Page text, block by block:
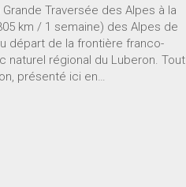
Traversée des Alpes à la
km / 1 semaine) des Alpes de
départ de la frontière franco-
naturel régional du Luberon. Tout
présenté ici en…